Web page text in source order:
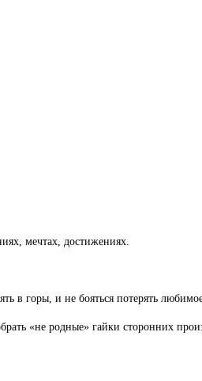
мечтах, достижениях.
в горы, и не бояться потерять
«не родные» гайки сторонних